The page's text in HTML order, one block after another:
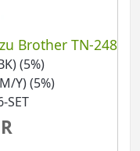
Brother TN-248
(5%)
Y) (5%)
SET